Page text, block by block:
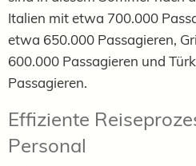
Italien mit etwa 700.000
etwa 650.000 Passagieren,
600.000 Passagieren und
Passagieren.
Effiziente
Personal